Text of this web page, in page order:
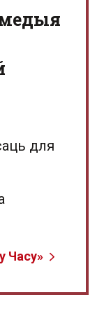
для
Часу»